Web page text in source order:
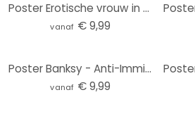
Poster Erotische vrouw in de badkamer - Toniolo
vanaf € 9,99
Poster Banksy - Anti-Immigration Birds
vanaf € 9,99